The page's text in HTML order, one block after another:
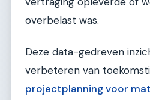
overbelast was.
Deze data-gedreven
verbeteren van
projectplanning voor